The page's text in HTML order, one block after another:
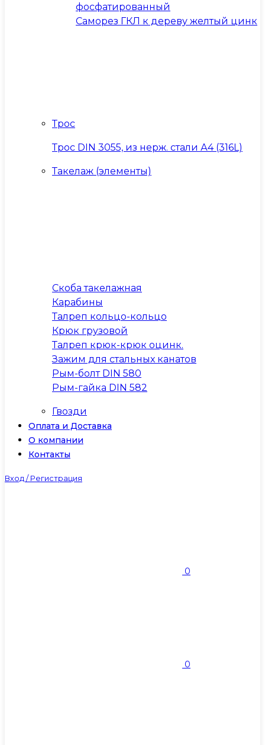
фосфатированный
Саморез ГКЛ к дереву желтый цинк
Трос
Трос DIN 3055, из нерж. стали А4 (316L)
Такелаж (элементы)
Скоба такелажная
Карабины
Талреп кольцо-кольцо
Крюк грузовой
Талреп крюк-крюк оцинк.
Зажим для стальных канатов
Рым-болт DIN 580
Рым-гайка DIN 582
Гвозди
Оплата и Доставка
О компании
Контакты
Вход / Регистрация
0
0